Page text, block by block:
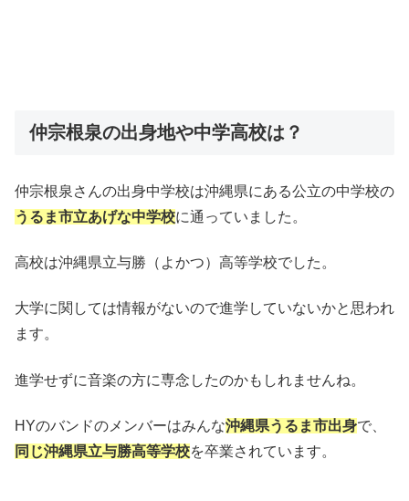
仲宗根泉の出身地や中学高校は？
仲宗根泉さんの出身中学校は沖縄県にある公立の中学校の
うるま市立あげな中学校に通っていました。
高校は沖縄県立与勝（よかつ）高等学校でした。
大学に関しては情報がないので進学していないかと思われ
ます。
進学せずに音楽の方に専念したのかもしれませんね。
HYのバンドのメンバーはみんな沖縄県うるま市出身で、
同じ沖縄県立与勝高等学校を卒業されています。